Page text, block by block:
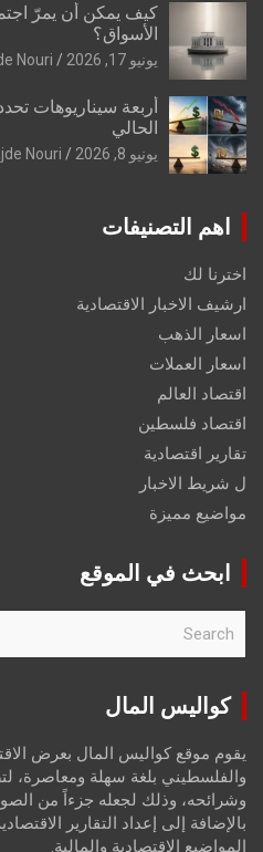
كيف يمكن أن يمرّ
الأسواق؟
يونيو 17, 2026 Nouri
أربعة سيناريوهات
الحالي
يونيو 8, 2026 Nouri
اهم التصنيفات
اخترنا لك
ارشيف الاخبار الاقتصادية
اسعار الذهب
اسعار العملات
اقتصاد العالم
اقتصاد فلسطين
تقارير اقتصادية
ل شريط الاخبار
مواضيع مميزة
ابحث في الموقع
r
كواليس المال
يقوم موقع كواليس المال بعرض
والفلسطيني بلغة سهلة ومعاصرة،
وشرائحه، وذلك لجعله جزءاً من
بالإضافة إلى إعداد التقارير
المواضيع الاقتصادية والمالية.